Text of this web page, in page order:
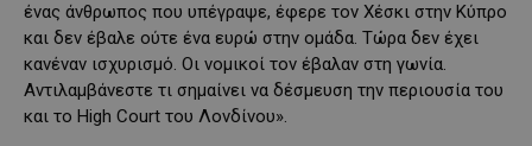
ένας άνθρωπος που υπέγραψε, έφερε τον Χέσκι στην Κύπρο
και δεν έβαλε ούτε ένα ευρώ στην ομάδα. Τώρα δεν έχει
κανέναν ισχυρισμό. Οι νομικοί τον έβαλαν στη γωνία.
Αντιλαμβάνεστε τι σημαίνει να δέσμευση την περιουσία του
και το High Court του Λονδίνου».